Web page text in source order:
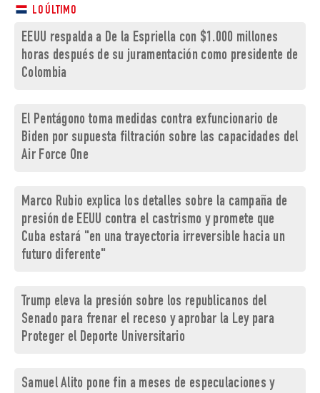
LO ÚLTIMO
EEUU respalda a De la Espriella con $1.000 millones
horas después de su juramentación como presidente de
Colombia
El Pentágono toma medidas contra exfuncionario de
Biden por supuesta filtración sobre las capacidades del
Air Force One
Marco Rubio explica los detalles sobre la campaña de
presión de EEUU contra el castrismo y promete que
Cuba estará "en una trayectoria irreversible hacia un
futuro diferente"
Trump eleva la presión sobre los republicanos del
Senado para frenar el receso y aprobar la Ley para
Proteger el Deporte Universitario
Samuel Alito pone fin a meses de especulaciones y